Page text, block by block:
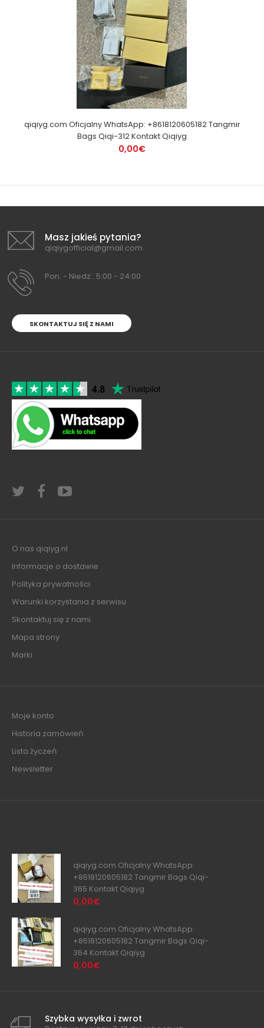
qiqiyg.com Oficjalny WhatsApp: +8618120605182 Tangmir
Bags Qiqi-312 Kontakt Qiqiyg
0,00€
Masz jakieś pytania?
qiqiygofficial@gmail.com
Pon. - Niedz.: 5:00 - 24:00
SKONTAKTUJ SIĘ Z NAMI
O nas qiqiyg.nl
Informacje o dostawie
Polityka prywatności
Warunki korzystania z serwisu
Skontaktuj się z nami
Mapa strony
Marki
Moje konto
Historia zamówień
Lista życzeń
Newsletter
qiqiyg.com Oficjalny WhatsApp:
+8618120605182 Tangmir Bags Qiqi-
365 Kontakt Qiqiyg
0,00€
qiqiyg.com Oficjalny WhatsApp:
+8618120605182 Tangmir Bags Qiqi-
364 Kontakt Qiqiyg
0,00€
Szybka wysyłka i zwrot